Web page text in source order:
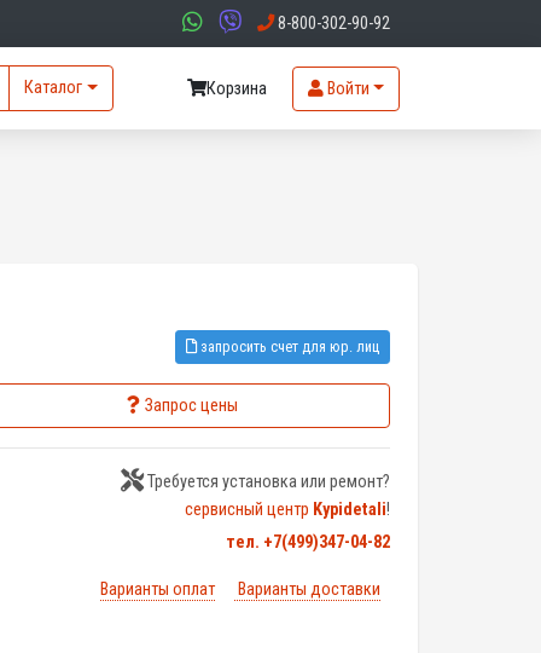
8-800-302-90-92
Каталог Корзина Войти
запросить счет для юр. лиц
Запрос цены
Требуется установка или ремонт?
сервисный центр Kypidetali!
тел. +7(499)347-04-82
Варианты оплат Варианты доставки